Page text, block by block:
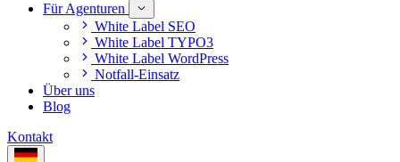
Für Agenturen
White Label SEO
White Label TYPO3
White Label WordPress
Notfall-Einsatz
Über uns
Blog
Kontakt